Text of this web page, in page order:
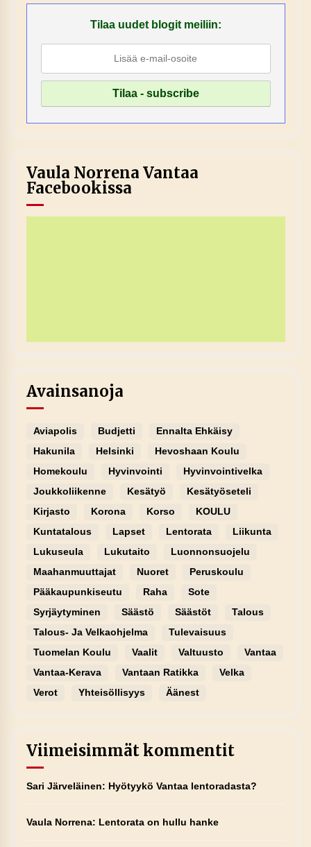
Tilaa uudet blogit meiliin:
Vaula Norrena Vantaa
Facebookissa
Avainsanoja
Aviapolis Budjetti
Ennalta Ehkäisy
Hakunila
Helsinki
Hevoshaan Koulu
Homekoulu
Hyvinvointi
Hyvinvointivelka
Joukkoliikenne
Kesätyö
Kesätyöseteli
Kirjasto
Korona Korso
KOULU
Kuntatalous
Lapset Lentorata
Liikunta
Lukuseula
Lukutaito
Luonnonsuojelu
Maahanmuuttajat
Nuoret
Peruskoulu
Pääkaupunkiseutu
Raha
Sote
Syrjäytyminen
Säästö Säästöt
Talous
Talous- Ja Velkaohjelma
Tulevaisuus
Tuomelan Koulu
Vaalit Valtuusto
Vantaa
Vantaa-Kerava
Vantaan Ratikka
Velka
Verot
Yhteisöllisyys Äänest
Viimeisimmät kommentit
Sari Järveläinen: Hyötyykö Vantaa lentoradasta?
Vaula Norrena: Lentorata on hullu hanke